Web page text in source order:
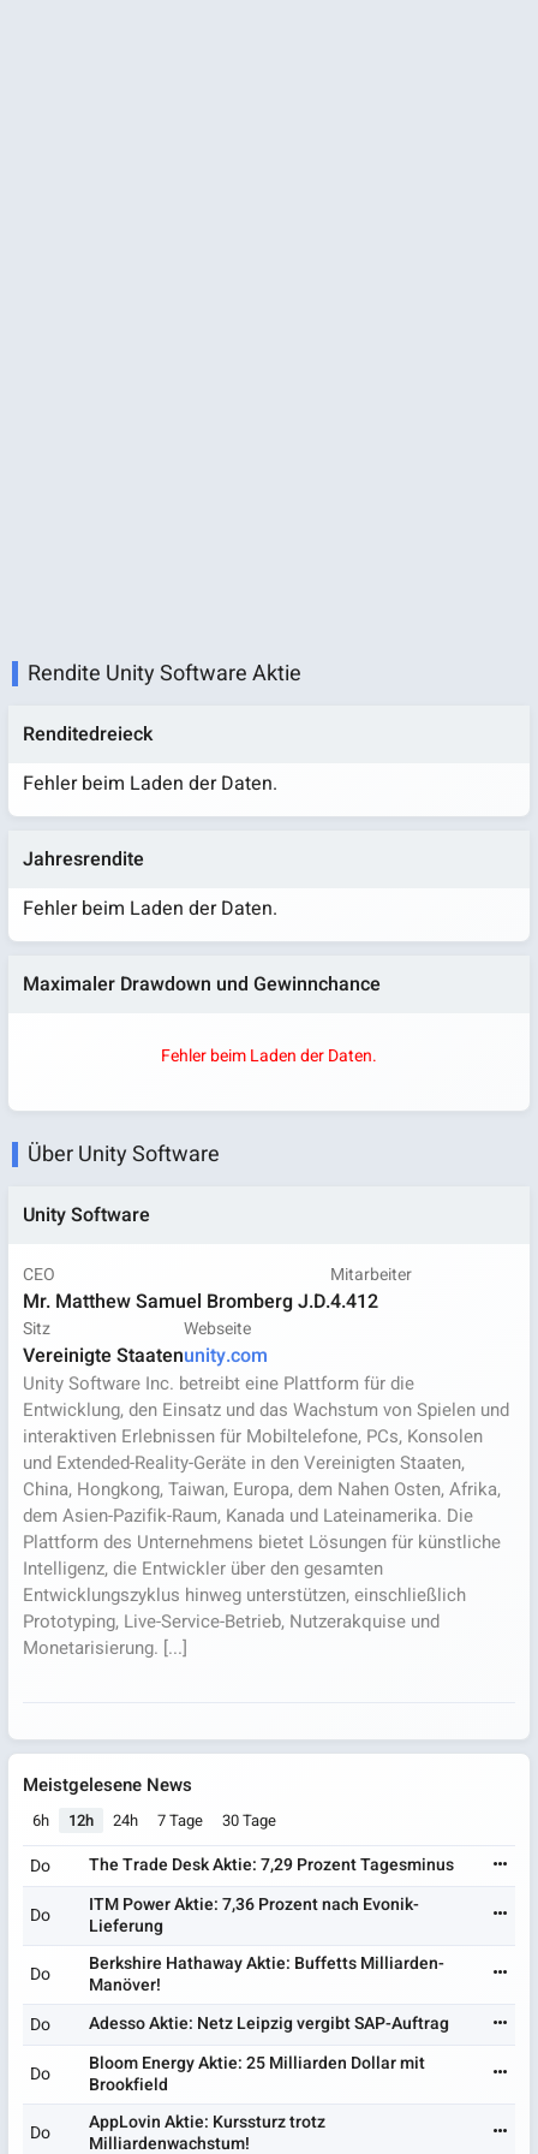
Rendite Unity Software Aktie
Renditedreieck
Fehler beim Laden der Daten.
Jahresrendite
Fehler beim Laden der Daten.
Maximaler Drawdown und Gewinnchance
Fehler beim Laden der Daten.
Über Unity Software
Unity Software
CEO
Mr. Matthew Samuel Bromberg J.D.
Mitarbeiter
4.412
Sitz
Vereinigte Staaten
Webseite
unity.com
Unity Software Inc. betreibt eine Plattform für die
Entwicklung, den Einsatz und das Wachstum von Spielen und
interaktiven Erlebnissen für Mobiltelefone, PCs, Konsolen
und Extended-Reality-Geräte in den Vereinigten Staaten,
China, Hongkong, Taiwan, Europa, dem Nahen Osten, Afrika,
dem Asien-Pazifik-Raum, Kanada und Lateinamerika. Die
Plattform des Unternehmens bietet Lösungen für künstliche
Intelligenz, die Entwickler über den gesamten
Entwicklungszyklus hinweg unterstützen, einschließlich
Prototyping, Live-Service-Betrieb, Nutzerakquise und
Monetarisierung. [...]
Meistgelesene News
6h 12h 24h 7 Tage 30 Tage
Do
The Trade Desk Aktie: 7,29 Prozent Tagesminus
Do
ITM Power Aktie: 7,36 Prozent nach Evonik-
Lieferung
Do
Berkshire Hathaway Aktie: Buffetts Milliarden-
Manöver!
Do
Adesso Aktie: Netz Leipzig vergibt SAP-Auftrag
Do
Bloom Energy Aktie: 25 Milliarden Dollar mit
Brookfield
Do
AppLovin Aktie: Kurssturz trotz
Milliardenwachstum!